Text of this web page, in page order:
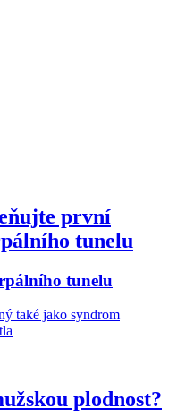
první
tunelu
tunelu
také jako syndrom
plodnost?